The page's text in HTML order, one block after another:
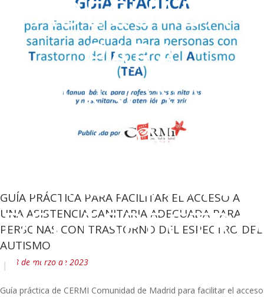
ADECUADA
PARA
PERSONAS
CON
TRASTORNO
DEL ESPECTRO
DEL AUTISMO
GUÍA PRÁCTICA PARA FACILITAR EL ACCESO A
UNA ASISTENCIA SANITARIA ADECUADA PARA
PERSONAS CON TRASTORNO DEL ESPECTRO DEL
AUTISMO
8 de marzo de 2023
Guía práctica de CERMI Comunidad de Madrid para facilitar el acceso